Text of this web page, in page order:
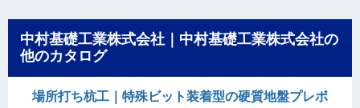
中村基礎工業株式会社｜中村基礎工業株式会社の
他のカタログ
場所打ち杭工｜特殊ビット装着型の硬質地盤プレボ